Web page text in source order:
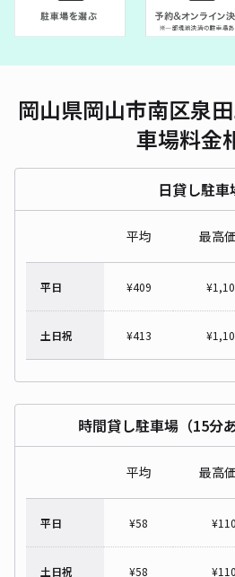
岡山県岡山市南区泉
車場料金
日貸し駐車
平均 最高
平日 ¥409 ¥
土日祝 ¥413 ¥
時間貸し駐車場（15分
平均 最高
平日 ¥58 ¥110
土日祝 ¥58 ¥110